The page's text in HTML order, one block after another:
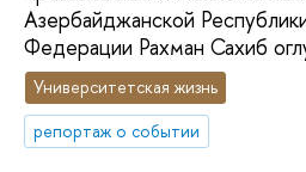
Азербайджанской
Федерации Рахман Сахиб
Университетская жизнь
репортаж о событии